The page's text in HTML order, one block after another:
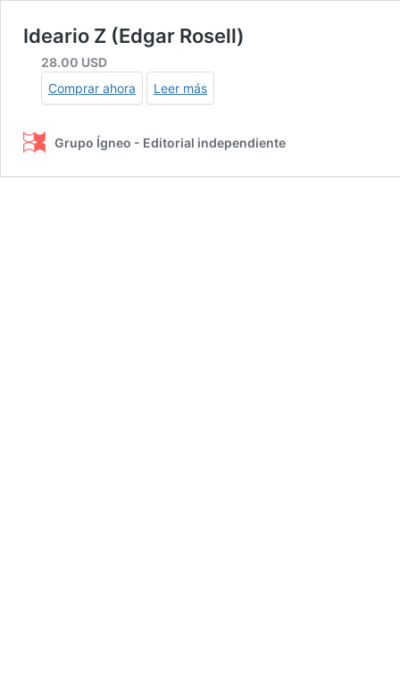
Ideario Z (Edgar Rosell)
28.00 USD
Comprar ahora
Leer más
Grupo Ígneo - Editorial independiente